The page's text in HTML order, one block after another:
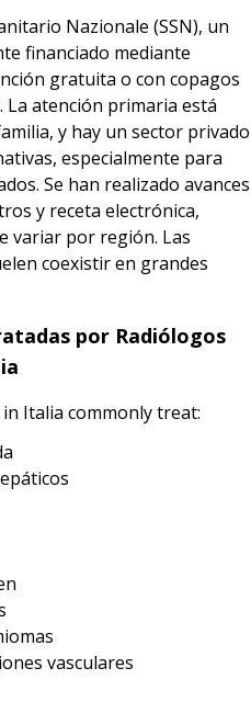
Nazionale (SSN), un
financiado mediante
gratuita o con copagos
La atención primaria está
y hay un sector privado
especialmente para
Se han realizado avances
y receta electrónica,
variar por región. Las
coexistir en grandes
por Radiólogos
Italia commonly treat:
vasculares